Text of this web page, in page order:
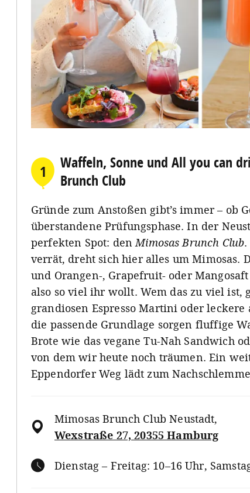
1
Waffeln, Sonne und All you can
Brunch Club
Gründe zum Anstoßen gibt’s immer – ob
überstandene Prüfungsphase. In der
perfekten Spot: denMimosas Brunch Club
verrät, dreht sich hier alles um Mimosas.
und Orangen-, Grapefruit- oder Mangosaft
also so viel ihr wollt. Wem das zu viel ist,
grandiosen Espresso Martini oder
die passende Grundlage sorgen fluffige
Brote wie das vegane Tu-Nah Sandwich
von dem wir heute noch träumen. Ein
Eppendorfer Weg lädt zum
Mimosas Brunch Club Neustadt,
Wexstraße 27, 20355 Hamburg
Dienstag – Freitag: 10–16 Uhr,